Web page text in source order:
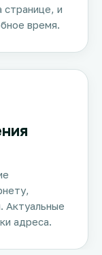
странице, и
время.
Актуальные
адреса.